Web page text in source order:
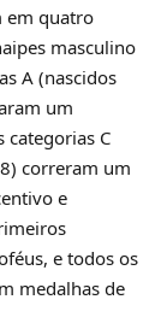
em quatro
masculino
A (nascidos
um
categorias C
correram um
e
e todos os
medalhas de